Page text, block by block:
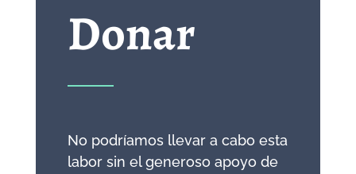
Donar
No podríamos llevar a cabo esta
labor sin el generoso apoyo de